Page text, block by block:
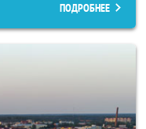
ПОДРОБНЕЕ